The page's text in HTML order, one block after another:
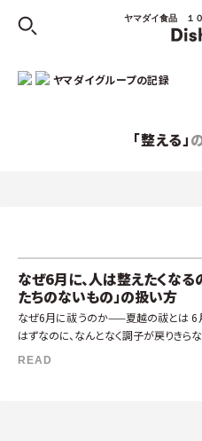
ヤマダイ食品 １
ヤマダイグループの記録
「整える」
なぜ6月に、人は整えたくな
たちのないもの」の扱い方
なぜ6月に祓うのか——夏越の祓とは 6
はずなのに、なんとなく調子が戻りきら
つ身体も気分も重くなってくる、そんな
READ